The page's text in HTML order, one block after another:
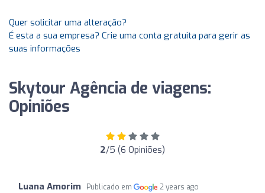
Quer solicitar uma alteração?
É esta a sua empresa? Crie uma conta gratuita para gerir as
suas informações
Skytour Agência de viagens:
Opiniões
2/5 (6 Opiniões)
Luana Amorim Publicado em 2 years ago